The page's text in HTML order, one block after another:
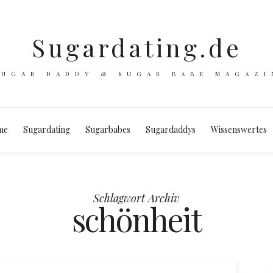
Sugardating.de
DADDY & SUGAR BABE
Sugardating Sugarbabes Sugardaddys Wissenswertes
Schlagwort Archiv
schönheit